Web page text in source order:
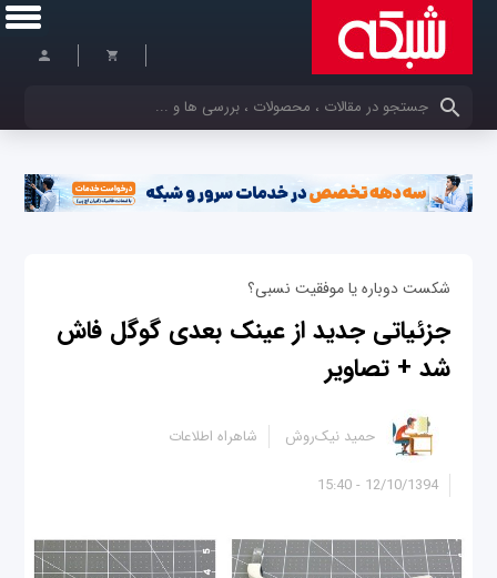
کلمات کلیدی خود را وارد کنید
شکست دوباره یا موفقیت نسبی؟
جزئیاتی جدید از عینک بعدی گوگل فاش
شد + تصاویر
12/10/1394 - 15:40
حمید نیک‌روش شاهراه اطلاعات